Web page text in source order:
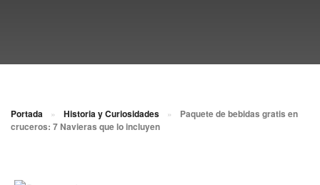
Portada » Historia y Curiosidades »
Paquete de bebidas gratis en
cruceros: 7 Navieras que lo incluyen